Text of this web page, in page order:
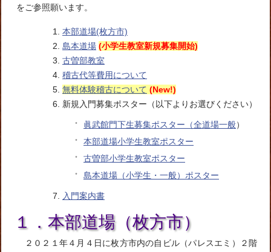
をご参照願います。
本部道場(枚方市)
島本道場 (小学生教室新規募集開始)
古曽部教室
稽古代等費用について
無料体験稽古について (New!)
新規入門募集ポスター（以下よりお選びください）
眞武館門下生募集ポスター（全道場一般）
本部道場小学生教室ポスター
古曽部小学生教室ポスター
島本道場（小学生・一般）ポスター
入門案内書
１．本部道場（枚方市）
２０２１年４月４日に枚方市内の自ビル（パレスエミ）２階